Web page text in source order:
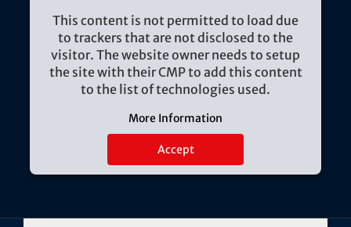
This content is not permitted to load due
to trackers that are not disclosed to the
visitor. The website owner needs to setup
the site with their CMP to add this content
to the list of technologies used.
More Information
Accept